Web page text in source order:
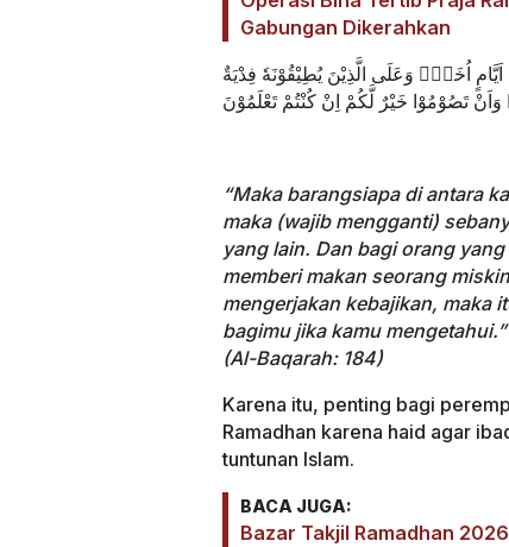
Gabungan Dikerahkan
اُخَرَۗ وَعَلَى الَّذِيْنَ يُطِيْقُوْنَهٗ فِدْيَةٌ
خَيْرٌ لَّكُمْ اِنْ كُنْتُمْ تَعْلَمُوْنَ
“Maka barangsiapa di antara
maka (wajib mengganti)
yang lain. Dan bagi orang
memberi makan seorang
mengerjakan kebajikan, maka
bagimu jika kamu mengetahui.”
(Al-Baqarah: 184)
Karena itu, penting bagi
Ramadhan karena haid agar
tuntunan Islam.
BACA JUGA:
Bazar Takjil Ramadhan